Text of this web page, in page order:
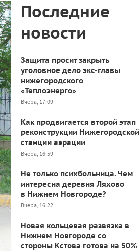
Последние
новости
Защита просит закрыть
уголовное дело экс-главы
нижегородского
«Теплоэнерго»
Вчера, 17:09
Как продвигается второй этап
реконструкции Нижегородской
станции аэрации
Вчера, 16:59
Не только психбольница. Чем
интересна деревня Ляхово
в Нижнем Новгороде?
Вчера, 16:22
Новая кольцевая развязка в
Нижнем Новгороде со
стороны Кстова готова на 50%